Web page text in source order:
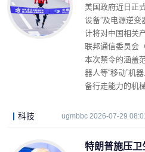
美国政府近日正
设备”及电源逆
计将对中国相关
联邦通信委员会
本次禁令的涵盖
器人等“移动”机
备行走能力的机
科技 ugmbbc 2026-07-29
特朗普施压卫